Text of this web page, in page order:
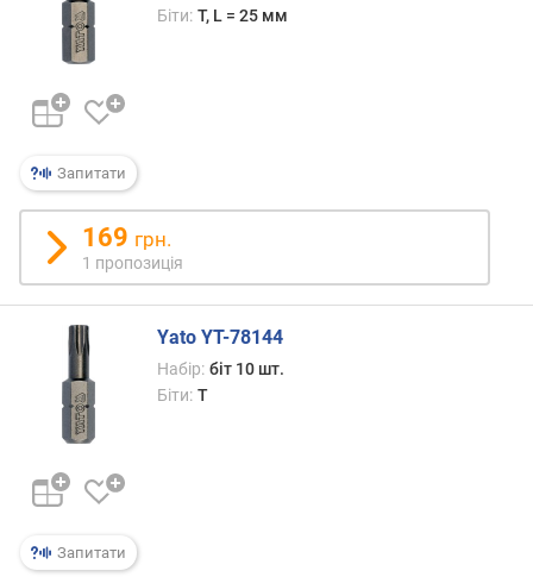
с
п
р
п
о
и
і
з
а
л
н
Запитати
Біти: T, L = 25 мм
169 грн.
1 пропозиція
Запитати
Yato YT-78144
Набір: біт 10 шт.
Біти: T